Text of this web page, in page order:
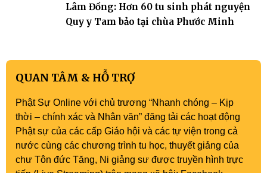
Lâm Đồng: Hơn 60 tu sinh phát nguyện
Quy y Tam bảo tại chùa Phước Minh
QUAN TÂM & HỖ TRỢ
Phật Sự Online với chủ trương “Nhanh chóng – Kịp
thời – chính xác và Nhân văn” đăng tải các hoạt động
Phật sự của các cấp Giáo hội và các tự viện trong cả
nước cùng các chương trình tu học, thuyết giảng của
chư Tôn đức Tăng, Ni giảng sư được truyền hình trực